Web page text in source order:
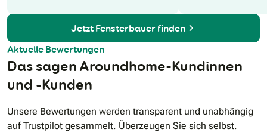
Jetzt Fensterbauer finden
Aktuelle Bewertungen
Das sagen Aroundhome-Kundinnen
und -Kunden
Unsere Bewertungen werden transparent und unabhängig
auf Trustpilot gesammelt. Überzeugen Sie sich selbst.